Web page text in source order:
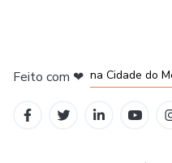
Feito com ❤ na Cidade do